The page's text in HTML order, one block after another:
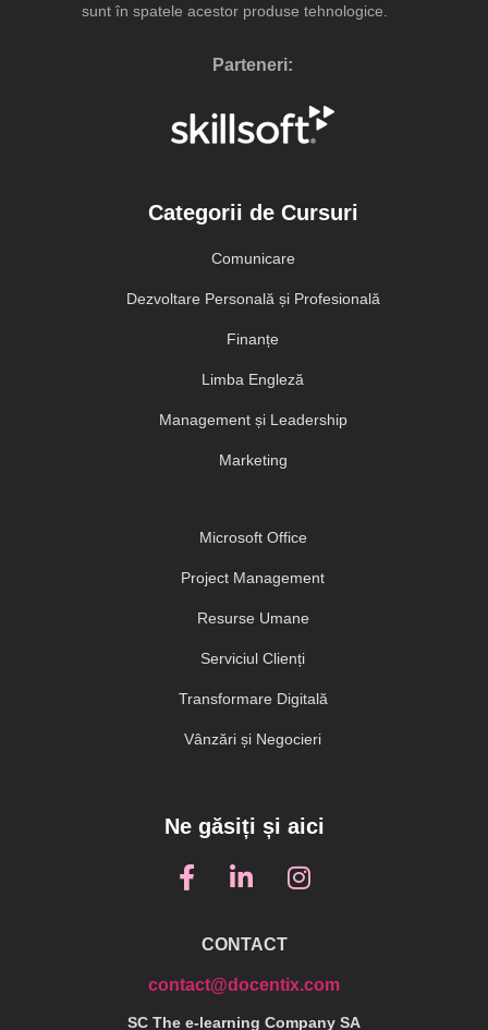
sunt în spatele acestor produse tehnologice.
Parteneri:
Categorii de Cursuri
Comunicare
Dezvoltare Personală și Profesională
Finanțe
Limba Engleză
Management și Leadership
Marketing
Microsoft Office
Project Management
Resurse Umane
Serviciul Clienți
Transformare Digitală
Vânzări și Negocieri
Ne găsiți și aici
CONTACT
contact@docentix.com
SC The e-learning Company SA